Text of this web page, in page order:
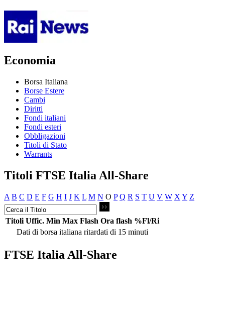
Economia
Borsa Italiana
Borse Estere
Cambi
Diritti
Fondi italiani
Fondi esteri
Obbligazioni
Titoli di Stato
Warrants
Titoli FTSE Italia All-Share
A B C D E F G H I J K L M N O P Q R S T U V W X Y Z
Titoli Uffic. Min Max Flash Ora flash %Fl/Ri
Dati di borsa italiana ritardati di 15 minuti
FTSE Italia All-Share